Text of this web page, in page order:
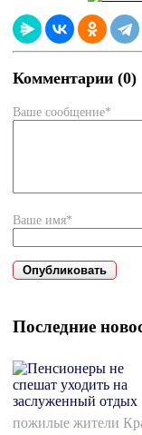
Комментарии (0)
Ваше сообщение*
Ваше имя*
Последние
пожилые жители